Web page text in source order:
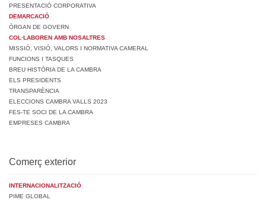
PRESENTACIÓ CORPORATIVA
DEMARCACIÓ
ÒRGAN DE GOVERN
COL·LABOREN AMB NOSALTRES
MISSIÓ, VISIÓ, VALORS I NORMATIVA CAMERAL
FUNCIONS I TASQUES
BREU HISTÒRIA DE LA CAMBRA
ELS PRESIDENTS
TRANSPARÈNCIA
ELECCIONS CAMBRA VALLS 2023
FES-TE SOCI DE LA CAMBRA
EMPRESES CAMBRA
Comerç exterior
INTERNACIONALITZACIÓ
PIME GLOBAL